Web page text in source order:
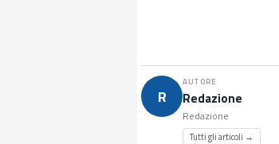
R
AUTORE
Redazione
Redazione
Tutti gli articoli →